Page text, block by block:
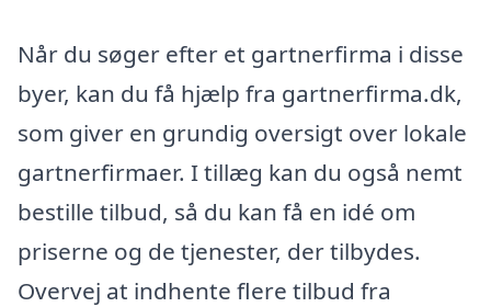
Når du søger efter et gartnerfirma i disse
byer, kan du få hjælp fra gartnerfirma.dk,
som giver en grundig oversigt over lokale
gartnerfirmaer. I tillæg kan du også nemt
bestille tilbud, så du kan få en idé om
priserne og de tjenester, der tilbydes.
Overvej at indhente flere tilbud fra